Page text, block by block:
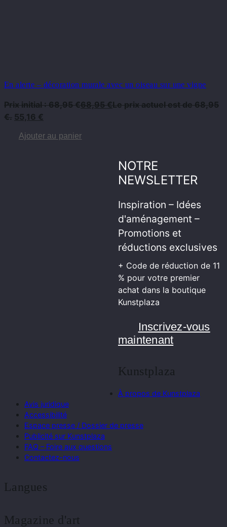
En alerte – décoration murale avec un oiseau sur une vigne
Prix ​​initial : 68,95 €68,95€Le prix actuel est de 68,95
€. 55,16 €
Ajouter au panier
NOTRE
NEWSLETTER
Inspiration – Idées
d'aménagement –
Promotions et
réductions exclusives
+ Code de réduction de 11
% pour votre premier
achat dans la boutique
Kunstplaza
Inscrivez-vous
maintenant
Kunstplaza
À propos de Kunstplaza
Avis juridique
Accessibilité
Espace presse / Dossier de presse
Publicité sur Kunstplaza
FAQ – Foire aux questions
Contactez-nous
Langues
Magazine d'art